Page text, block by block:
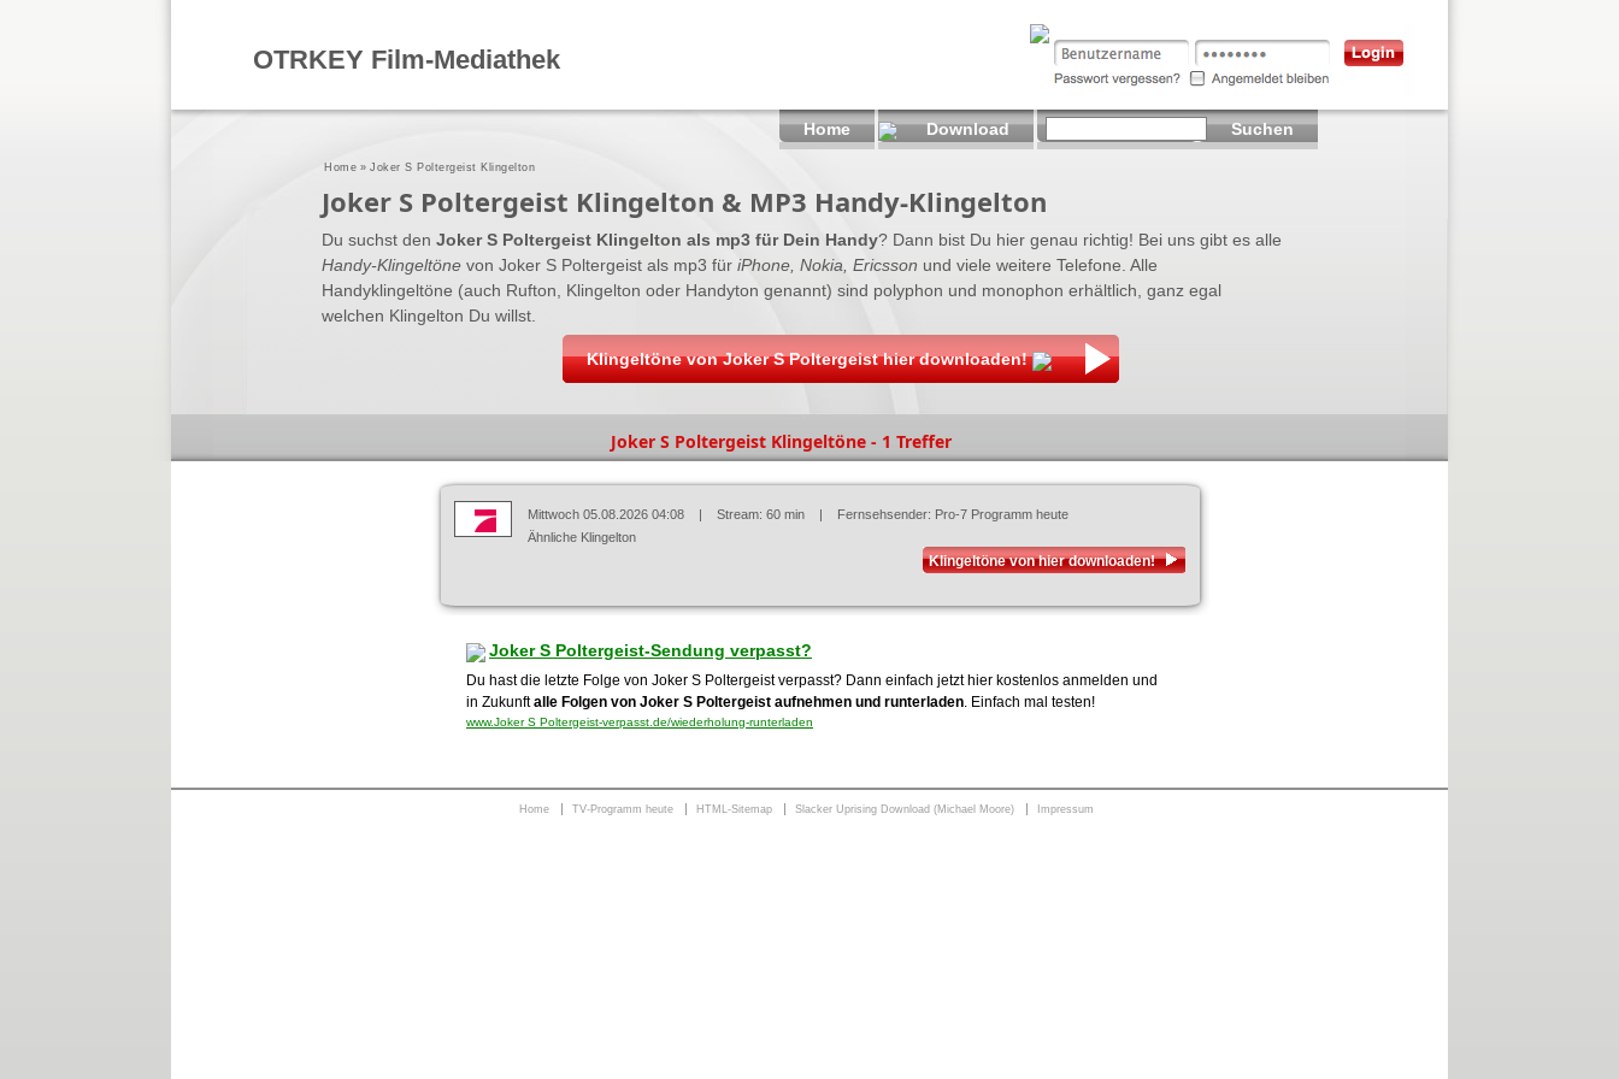
Joker S Poltergeist Klingelton & MP3 Handy-Klingelton
Du suchst den Joker S Poltergeist Klingelton als mp3 für Dein Handy? Dann bist Du hier genau richtig! Bei uns gibt es alle
Handy-Klingeltöne von Joker S Poltergeist als mp3 für iPhone, Nokia, Ericsson und viele weitere Telefone. Alle
Handyklingeltöne (auch Rufton, Klingelton oder Handyton genannt) sind polyphon und monophon erhältlich, ganz egal
welchen Klingelton Du willst.
Klingeltöne von Joker S Poltergeist hier downloaden!
Joker S Poltergeist Klingeltöne - 1 Treffer
Mittwoch 05.08.2026 04:08 | Stream: 60 min | Fernsehsender: Pro-7 Programm heute
Ähnliche Klingelton
Klingeltöne von hier downloaden!
Joker S Poltergeist-Sendung verpasst?
Du hast die letzte Folge von Joker S Poltergeist verpasst? Dann einfach jetzt hier kostenlos anmelden und
in Zukunftalle Folgen von Joker S Poltergeist aufnehmen und runterladen. Einfach mal testen!
www.Joker S Poltergeist-verpasst.de/wiederholung-runterladen
Home »Joker S Poltergeist Klingelton
OTRKEY Film-Mediathek
Home Download Suchen
Home TV-Programm heute HTML-Sitemap Slacker Uprising Download (Michael Moore) Impressum